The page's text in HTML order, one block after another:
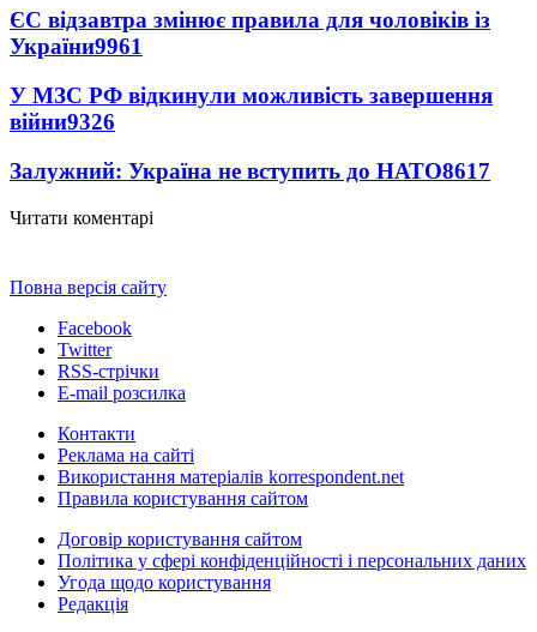
ЄС відзавтра змінює правила для чоловіків із
України9961
У МЗС РФ відкинули можливість завершення
війни9326
Залужний: Україна не вступить до НАТО8617
Читати коментарі
Повна версія сайту
Facebook
Twitter
RSS-стрічки
E-mail розсилка
Контакти
Реклама на сайті
Використання матеріалів korrespondent.net
Правила користування сайтом
Договір користування сайтом
Політика у сфері конфіденційності і персональних даних
Угода щодо користування
Редакція